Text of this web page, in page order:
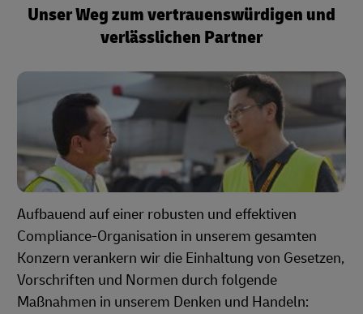
Unser Weg zum vertrauenswürdigen und
verlässlichen Partner
Aufbauend auf einer robusten und effektiven
Compliance-Organisation in unserem gesamten
Konzern verankern wir die Einhaltung von Gesetzen,
Vorschriften und Normen durch folgende
Maßnahmen in unserem Denken und Handeln: